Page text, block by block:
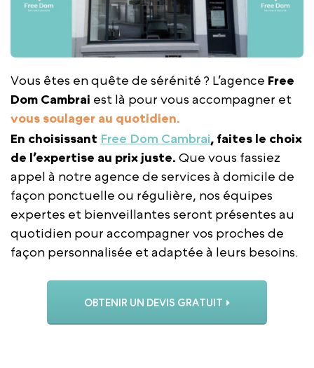
Vous êtes en quête de sérénité ? L’agence Free
Dom Cambrai est là pour vous accompagner et
vous soulager au quotidien.
En choisissant Free Dom Cambrai, faites le choix
de l’expertise au prix juste. Que vous fassiez
appel à notre agence de services à domicile de
façon ponctuelle ou régulière, nos équipes
expertes et bienveillantes seront présentes au
quotidien pour accompagner vos proches de
façon personnalisée et adaptée à leurs besoins.
OBTENIR UN DEVIS GRATUIT